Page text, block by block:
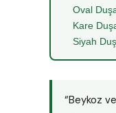
Oval
Kare
Siyah
“Beykoz